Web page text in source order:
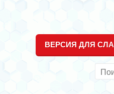
ВЕРСИЯ ДЛЯ